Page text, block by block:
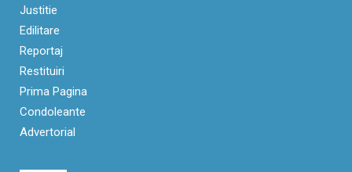
Justitie
Edilitare
Reportaj
Restituiri
Prima Pagina
Condoleante
Advertorial